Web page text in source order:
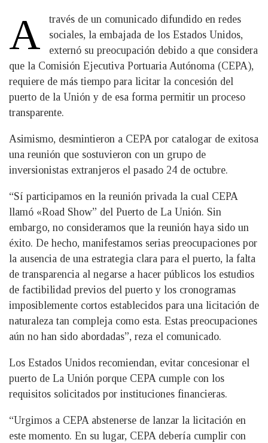
A
través de un comunicado difundido en redes
sociales, la embajada de los Estados Unidos,
externó su preocupación debido a que considera
que la Comisión Ejecutiva Portuaria Autónoma (CEPA),
requiere de más tiempo para licitar la concesión del
puerto de la Unión y de esa forma permitir un proceso
transparente.
Asimismo, desmintieron a CEPA por catalogar de exitosa
una reunión que sostuvieron con un grupo de
inversionistas extranjeros el pasado 24 de octubre.
“Sí participamos en la reunión privada la cual CEPA
llamó «Road Show” del Puerto de La Unión. Sin
embargo, no consideramos que la reunión haya sido un
éxito. De hecho, manifestamos serias preocupaciones por
la ausencia de una estrategia clara para el puerto, la falta
de transparencia al negarse a hacer públicos los estudios
de factibilidad previos del puerto y los cronogramas
imposiblemente cortos establecidos para una licitación de
naturaleza tan compleja como esta. Estas preocupaciones
aún no han sido abordadas”, reza el comunicado.
Los Estados Unidos recomiendan, evitar concesionar el
puerto de La Unión porque CEPA cumple con los
requisitos solicitados por instituciones financieras.
“Urgimos a CEPA abstenerse de lanzar la licitación en
este momento. En su lugar, CEPA debería cumplir con